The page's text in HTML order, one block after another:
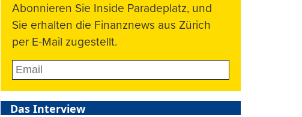
Abonnieren Sie Inside Paradeplatz, und
Sie erhalten die Finanznews aus Zürich
per E-Mail zugestellt.
Das Interview